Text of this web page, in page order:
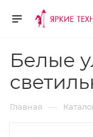
Белые
Главная —